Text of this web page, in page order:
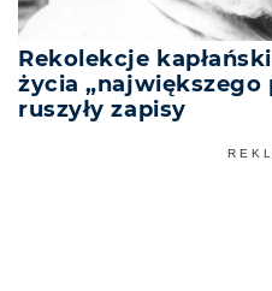
Rekolekcje
życia „największego
ruszyły zapisy